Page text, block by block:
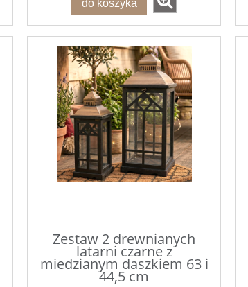
do koszyka
Zestaw 2 drewnianych
latarni czarne z
miedzianym daszkiem 63 i
44,5 cm